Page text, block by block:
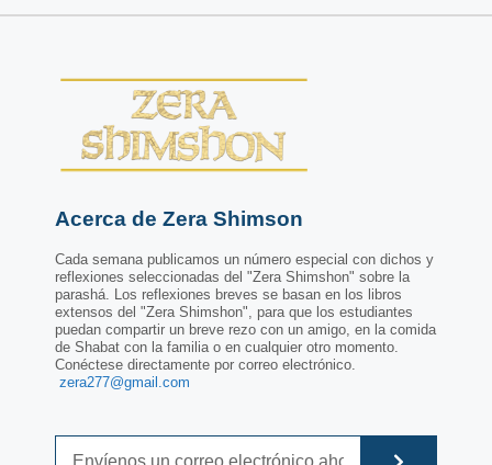
Acerca de Zera Shimson
Cada semana publicamos un número especial con dichos y
reflexiones seleccionadas del "Zera Shimshon" sobre la
parashá. Los reflexiones breves se basan en los libros
extensos del "Zera Shimshon", para que los estudiantes
puedan compartir un breve rezo con un amigo, en la comida
de Shabat con la familia o en cualquier otro momento.
Conéctese directamente por correo electrónico.
zera277@gmail.com